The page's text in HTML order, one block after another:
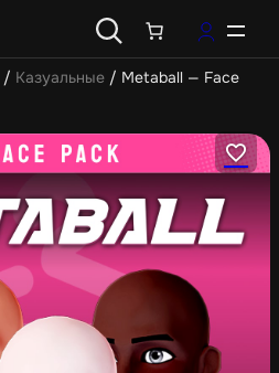
/ Казуальные / Metaball — Face